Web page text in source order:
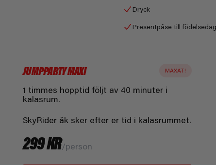
Dryck
Presentpåse till
JUMPPARTY MAXI MAXAT!
1 timmes hopptid följt av 40 minuter i
kalasrum.
SkyRider åk sker efter er tid i kalasrummet.
299 KR/person